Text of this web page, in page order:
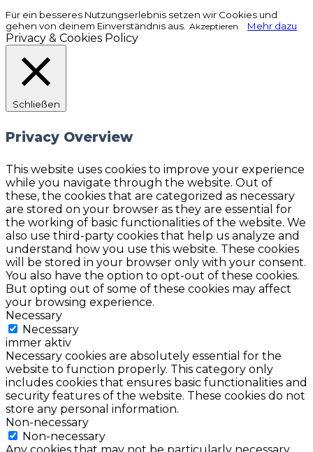
Für ein besseres Nutzungserlebnis setzen wir Cookies und
gehen von deinem Einverständnis aus. Akzeptieren Mehr dazu
Privacy & Cookies Policy
Schließen
Privacy Overview
This website uses cookies to improve your experience
while you navigate through the website. Out of
these, the cookies that are categorized as necessary
are stored on your browser as they are essential for
the working of basic functionalities of the website. We
also use third-party cookies that help us analyze and
understand how you use this website. These cookies
will be stored in your browser only with your consent.
You also have the option to opt-out of these cookies.
But opting out of some of these cookies may affect
your browsing experience.
Necessary
Necessary
immer aktiv
Necessary cookies are absolutely essential for the
website to function properly. This category only
includes cookies that ensures basic functionalities and
security features of the website. These cookies do not
store any personal information.
Non-necessary
Non-necessary